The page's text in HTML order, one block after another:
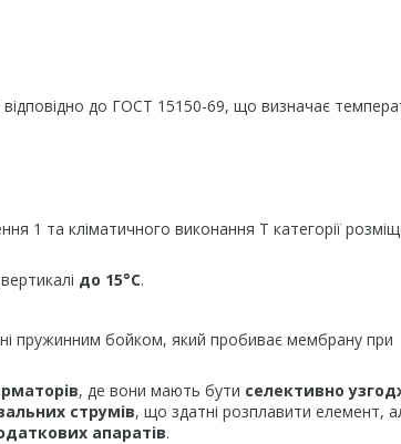
відповідно до ГОСТ 15150-69, що визначає
1 та кліматичного виконання Т категорії
до 15°С.
пружинним бойком, який пробиває мембрану при
, де вони мають бути селективно
струмів, що здатні розплавити елемент,
апаратів.